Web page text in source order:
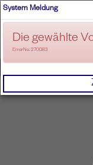
System Meldung
Die gewählte
ErrorNo. 270083